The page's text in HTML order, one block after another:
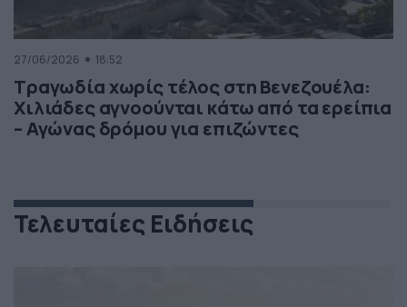
27/06/2026 18:52
Τραγωδία χωρίς τέλος στη Βενεζουέλα:
Χιλιάδες αγνοούνται κάτω από τα ερείπια
– Αγώνας δρόμου για επιζώντες
Τελευταίες Ειδήσεις